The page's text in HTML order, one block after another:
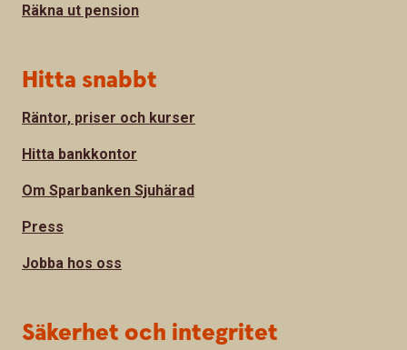
Räkna ut pension
Hitta snabbt
Räntor, priser och kurser
Hitta bankkontor
Om Sparbanken Sjuhärad
Press
Jobba hos oss
Säkerhet och integritet